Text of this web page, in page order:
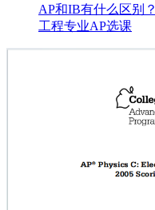
AP和IB有什么区别？
工程专业AP选课